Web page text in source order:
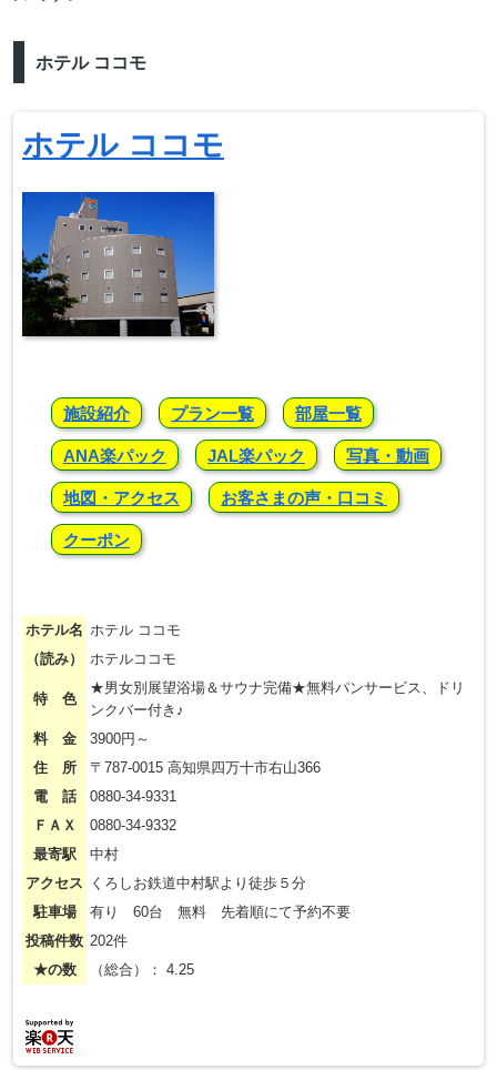
ホテル ココモ
ホテル ココモ
施設紹介 プラン一覧 部屋一覧
ANA楽パック JAL楽パック 写真・動画
地図・アクセス お客さまの声・口コミ
クーポン
ホテル名 ホテル ココモ
（読み）
ホテルココモ
特 色
★男女別展望浴場＆サウナ完備★無料パンサービス、ドリ
ンクバー付き♪
料 金
3900円～
住 所
〒787-0015 高知県四万十市右山366
電 話
0880-34-9331
ＦＡＸ
0880-34-9332
最寄駅
中村
アクセス
くろしお鉄道中村駅より徒歩５分
駐車場
有り 60台 無料 先着順にて予約不要
投稿件数 202件
★の数
（総合）： 4.25